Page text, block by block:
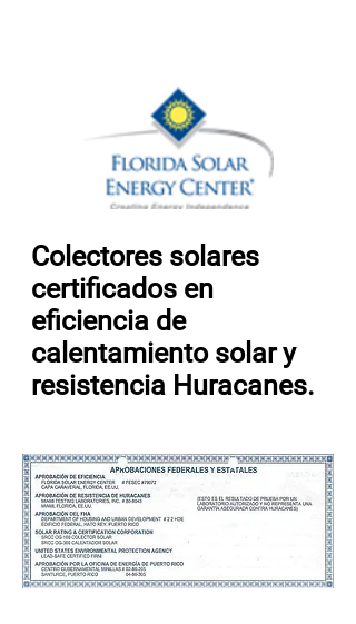
Colectores solares
certificados en
eficiencia de
calentamiento solar y
resistencia Huracanes.